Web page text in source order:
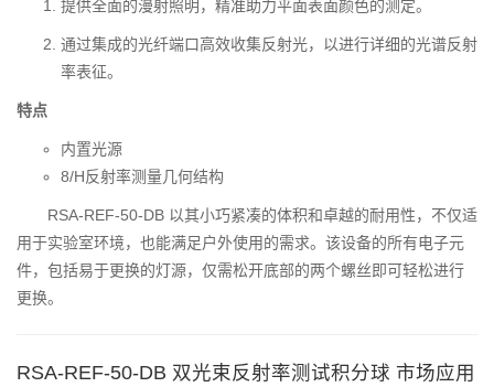
提供全面的漫射照明，精准助力平面表面颜色的测定。
通过集成的光纤端口高效收集反射光，以进行详细的光谱反射
率表征。
特点
内置光源
8/H反射率测量几何结构
RSA-REF-50-DB 以其小巧紧凑的体积和卓越的耐用性，不仅适
用于实验室环境，也能满足户外使用的需求。该设备的所有电子元
件，包括易于更换的灯源，仅需松开底部的两个螺丝即可轻松进行
更换。
RSA-REF-50-DB 双光束反射率测试积分球 市场应用